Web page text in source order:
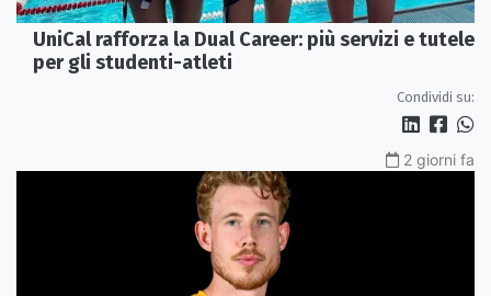
UniCal rafforza la Dual Career: più servizi e tutele
per gli studenti-atleti
Condividi su:
2 giorni fa